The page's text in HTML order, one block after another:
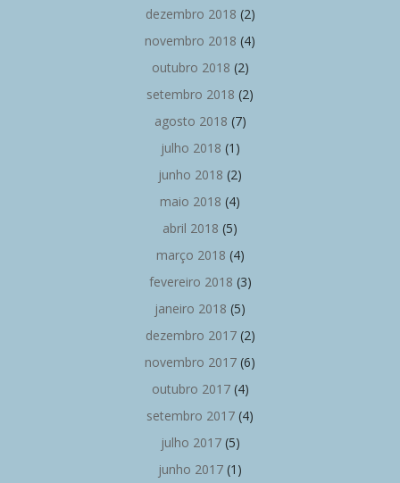
dezembro 2018 (2)
novembro 2018 (4)
outubro 2018 (2)
setembro 2018 (2)
agosto 2018 (7)
julho 2018 (1)
junho 2018 (2)
maio 2018 (4)
abril 2018 (5)
março 2018 (4)
fevereiro 2018 (3)
janeiro 2018 (5)
dezembro 2017(2)
novembro 2017 (6)
outubro 2017(4)
setembro 2017 (4)
julho 2017(5)
junho 2017 (1)